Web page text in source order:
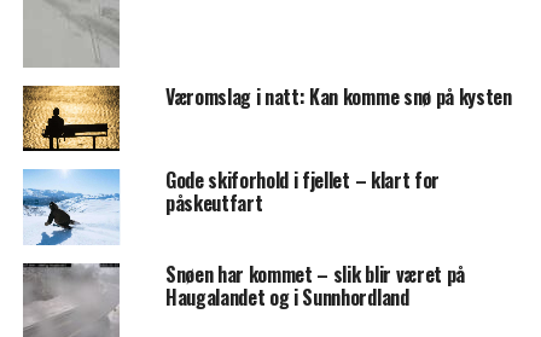
Væromslag i natt: Kan komme snø på kysten
Gode skiforhold i fjellet – klart for
påskeutfart
Snøen har kommet – slik blir været på
Haugalandet og i Sunnhordland